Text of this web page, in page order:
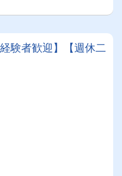
験者歓迎】【週休二